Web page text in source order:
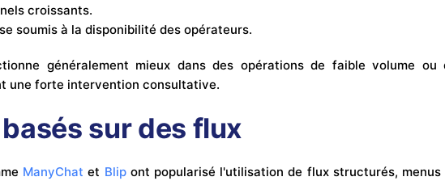
croissants.
soumis à la disponibilité des opérateurs.
généralement mieux dans des opérations de faible volume ou
une forte intervention consultative.
sur des flux
ManyChat et Blipont popularisé l'utilisation de flux structurés, menus